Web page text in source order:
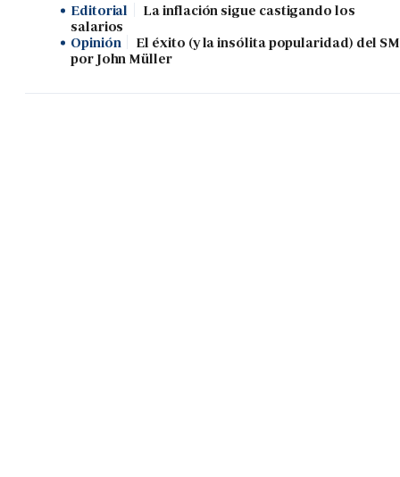
Editorial
La inflación sigue castigando los
salarios
Opinión
El éxito (y la insólita popularidad) del
por John Müller